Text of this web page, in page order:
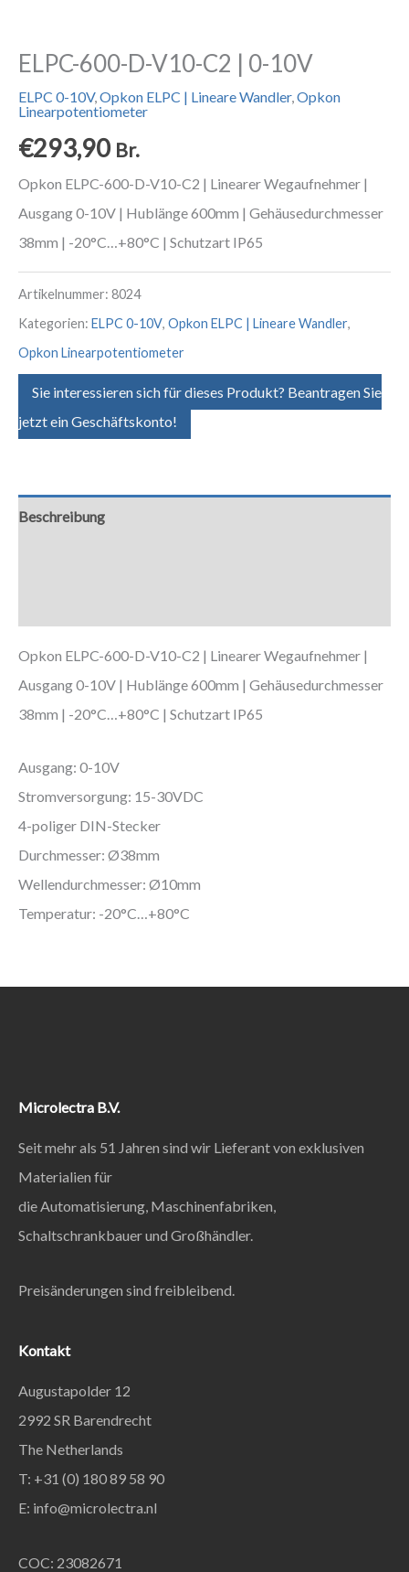
ELPC-600-D-V10-C2 | 0-10V
ELPC 0-10V,Opkon ELPC | Lineare Wandler,Opkon
Linearpotentiometer
€293,90 Br.
Opkon ELPC-600-D-V10-C2 | Linearer Wegaufnehmer |
Ausgang 0-10V | Hublänge 600mm | Gehäusedurchmesser
38mm | -20°C…+80°C | Schutzart IP65
Artikelnummer: 8024
Kategorien: ELPC 0-10V, Opkon ELPC | Lineare Wandler,
Opkon Linearpotentiometer
Sie interessieren sich für dieses Produkt? Beantragen Sie
jetzt ein Geschäftskonto!
Beschreibung
Opkon ELPC-600-D-V10-C2 | Linearer Wegaufnehmer |
Ausgang 0-10V | Hublänge 600mm | Gehäusedurchmesser
38mm | -20°C…+80°C | Schutzart IP65
Ausgang: 0-10V
Stromversorgung: 15-30VDC
4-poliger DIN-Stecker
Durchmesser: Ø38mm
Wellendurchmesser: Ø10mm
Temperatur: -20°C…+80°C
Microlectra B.V.
Seit mehr als 51 Jahren sind wir Lieferant von exklusiven
Materialien für
die Automatisierung, Maschinenfabriken,
Schaltschrankbauer und Großhändler.
Preisänderungen sind freibleibend.
Kontakt
Augustapolder 12
2992 SR Barendrecht
The Netherlands
T: +31 (0) 180 89 58 90
E: info@microlectra.nl
COC: 23082671